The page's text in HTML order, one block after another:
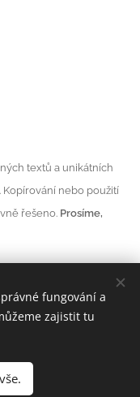
textů a unikátních
nebo použití
řešeno. Prosíme,
Cookies
fungování a
zajistit tu